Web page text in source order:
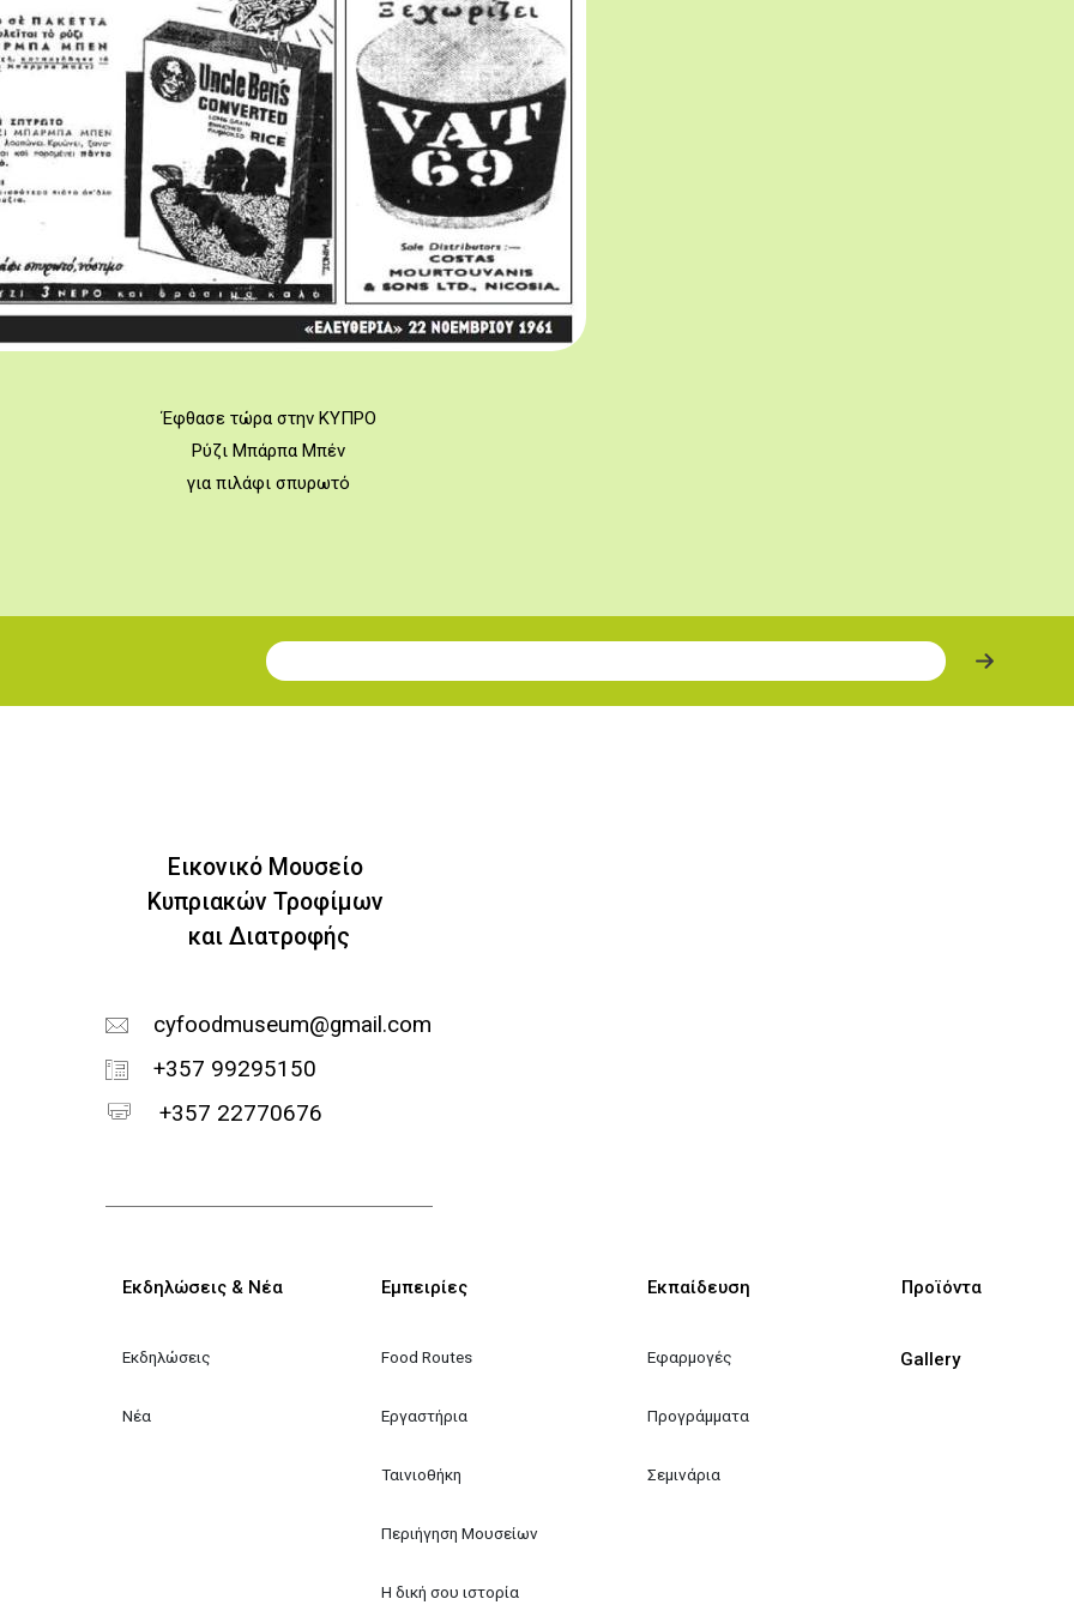
Έφθασε τώρα στην ΚΥΠΡΟ
Ρύζι Μπάρπα Μπέν
για πιλάφι σπυρωτό
Εγγραφή στο Newsletter
Εικονικό Μουσείο
Κυπριακών Τροφίμων
και Διατροφής
cyfoodmuseum@gmail.com
+357 99295150
+357 22770676
Κεντρική πλοήγηση
Εκδηλώσεις & Νέα
Εκδηλώσεις
Νέα
Εμπειρίες
Food Routes
Εργαστήρια
Ταινιοθήκη
Περιήγηση Μουσείων
Η δική σου ιστορία
Εκπαίδευση
Εφαρμογές
Προγράμματα
Σεμινάρια
Προϊόντα
Gallery